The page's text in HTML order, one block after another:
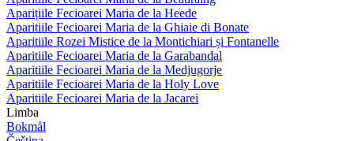
Aparițiile Fecioarei Maria de la Heede
Aparitiile Fecioarei Maria de la Ghiaie di Bonate
Aparitiile Rozei Mistice de la Montichiari și Fontanelle
Aparitiile Fecioarei Maria de la Garabandal
Aparitiile Fecioarei Maria de la Medjugorje
Aparitiile Fecioarei Maria de la Holy Love
Aparitiile Fecioarei Maria de la Jacarei
Limba
Bokmål